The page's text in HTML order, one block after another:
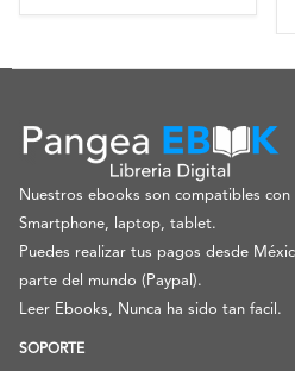
Nuestros ebooks son compatibles
Smartphone, laptop, tablet.
Puedes realizar tus pagos desde
parte del mundo (Paypal).
Leer Ebooks, Nunca ha sido tan facil.
SOPORTE